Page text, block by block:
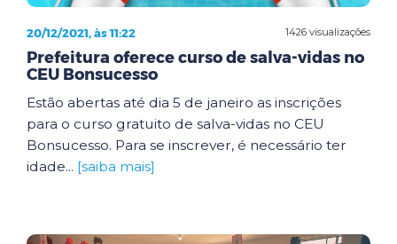
1426 visualizações
20/12/2021, às 11:22
Prefeitura oferece curso de salva-vidas no
CEU Bonsucesso
Estão abertas até dia 5 de janeiro as inscrições
para o curso gratuito de salva-vidas no CEU
Bonsucesso. Para se inscrever, é necessário ter
idade... [saiba mais]